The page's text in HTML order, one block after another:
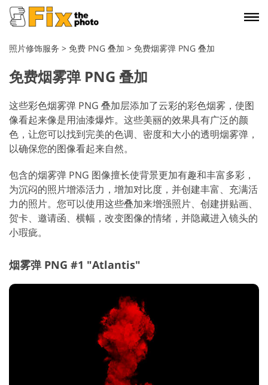
照片修饰服务 > 免费 PNG 叠加 > 免费烟雾弹 PNG 叠加
免费烟雾弹 PNG 叠加
这些彩色烟雾弹 PNG 叠加层添加了云彩的彩色烟雾，使图
像看起来像是用油漆爆炸。这些美丽的效果具有广泛的颜
色，让您可以找到完美的色调、密度和大小的透明烟雾弹，
以确保您的图像看起来自然。
包含的烟雾弹 PNG 图像擅长使背景更加有趣和丰富多彩，
为沉闷的照片增添活力，增加对比度，并创建丰富、充满活
力的照片。您可以使用这些叠加来增强照片、创建拼贴画、
贺卡、邀请函、横幅，改变图像的情绪，并隐藏进入镜头的
小瑕疵。
烟雾弹 PNG #1 "Atlantis"